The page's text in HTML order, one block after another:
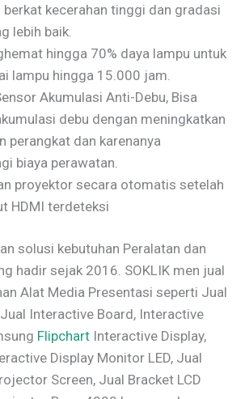
kecerahan tinggi dan gradasi
lebih baik.
hingga 70% daya lampu untuk
lampu hingga 15.000 jam.
Akumulasi Anti-Debu, Bisa
debu dengan meningkatkan
perangkat dan karenanya
biaya perawatan.
proyektor secara otomatis setelah
HDMI terdeteksi
solusi kebutuhan Peralatan dan
hadir sejak 2016. SOKLIK men jual
Alat Media Presentasi seperti Jual
Interactive Board, Interactive
Flipchart Interactive Display,
Display Monitor LED, Jual
Screen, Jual Bracket LCD